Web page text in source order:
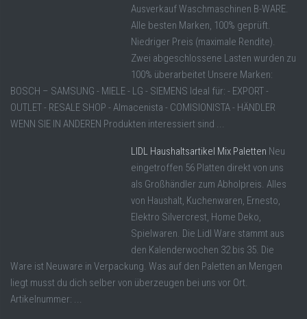
Ausverkauf Waschmaschinen B-WARE.
Alle besten Marken, 100% geprüft.
Niedriger Preis (maximale Rendite).
Zwei abgeschlossene Lasten wurden zu
100% überarbeitet Unsere Marken:
BOSCH – SAMSUNG - MIELE - LG - SIEMENS Ideal für: - EXPORT -
OUTLET - RESALE SHOP - Almacenista - COMISIONISTA - HÄNDLER
WENN SIE IN ANDEREN Produkten interessiert sind ...
LIDL Haushaltsartikel Mix Paletten Neu
eingetroffen 56 Platten direkt von uns
als Großhändler zum Abholpreis. Alles
von Haushalt, Kuchenwaren, Ernesto,
Elektro Silvercrest, Home Deko,
Spielwaren. Die Lidl Ware stammt aus
den Kalenderwochen 32 bis 35. Die
Ware ist Neuware in Verpackung. Was auf den Paletten an Mengen
liegt musst du dich selber von überzeugen bei uns vor Ort.
Artikelnummer: ...